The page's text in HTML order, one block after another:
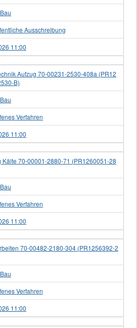
Ausschreibung
11:00
Aufzug 70-00231-2530-408a (PR12
B)
Verfahren
11:00
Kälte 70-00001-2880-71 (PR1260051-28
Verfahren
11:00
70-00482-2180-304 (PR1256392-2
Verfahren
11:00